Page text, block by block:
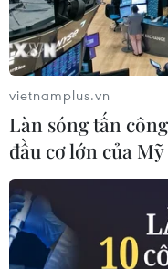
tranh.
vietnamplus.vn
Làn sóng tấn
đầu cơ lớn của Mỹ